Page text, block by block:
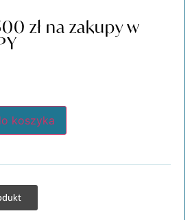
zł na zakupy w
koszyka